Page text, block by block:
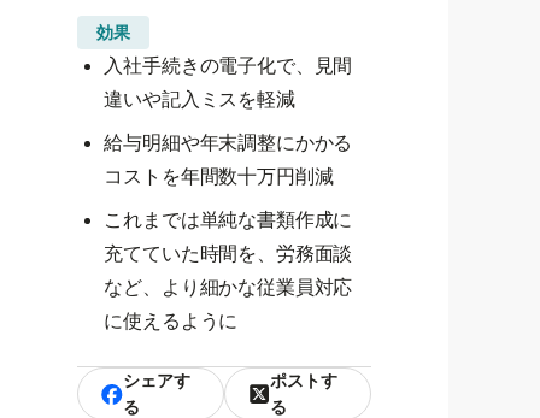
効果
入社手続きの電子化で、見間
違いや記入ミスを軽減
給与明細や年末調整にかかる
コストを年間数十万円削減
これまでは単純な書類作成に
充てていた時間を、労務面談
など、より細かな従業員対応
に使えるように
シェアす
る
ポストす
る